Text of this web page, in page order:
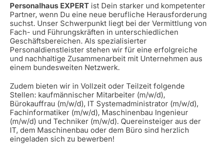
Personalhaus EXPERT ist Dein starker und kompetenter
Partner, wenn Du eine neue berufliche Herausforderung
suchst. Unser Schwerpunkt liegt bei der Vermittlung von
Fach- und Führungskräften in unterschiedlichen
Geschäftsbereichen. Als spezialisierter
Personaldienstleister stehen wir für eine erfolgreiche
und nachhaltige Zusammenarbeit mit Unternehmen aus
einem bundesweiten Netzwerk.
Zudem bieten wir in Vollzeit oder Teilzeit folgende
Stellen: kaufmännischer Mitarbeiter (m/w/d),
Bürokauffrau (m/w/d), IT Systemadministrator (m/w/d),
Fachinformatiker (m/w/d), Maschinenbau Ingenieur
(m/w/d) und Techniker (m/w/d). Quereinsteiger aus der
IT, dem Maschinenbau oder dem Büro sind herzlich
eingeladen sich zu bewerben!